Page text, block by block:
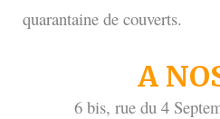
quarantaine de couverts.
A
6 bis, rue du 4